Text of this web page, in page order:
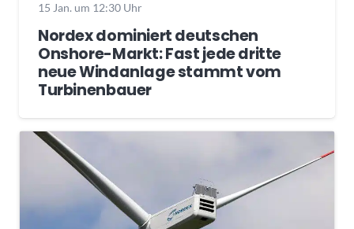
15 Jan. um 12:30 Uhr
Nordex dominiert deutschen
Onshore-Markt: Fast jede dritte
neue Windanlage stammt vom
Turbinenbauer